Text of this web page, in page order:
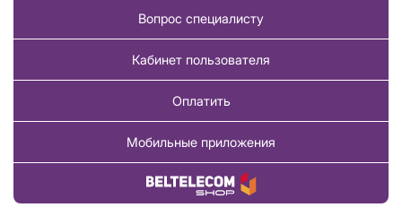
Вопрос специалисту
Кабинет пользователя
Оплатить
Мобильные приложения
Купить товар